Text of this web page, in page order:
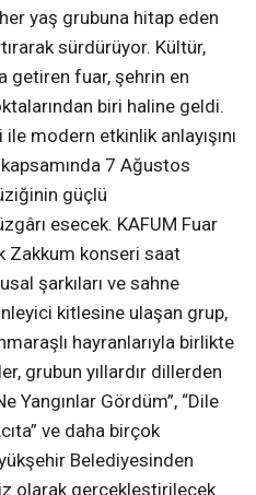
yaş grubuna hitap eden
sürdürüyor. Kültür,
getiren fuar, şehrin en
biri haline geldi.
modern etkinlik anlayışını
7 Ağustos
güçlü
esecek. KAFUM Fuar
Zakkum konseri saat
şarkıları ve sahne
kitlesine ulaşan grup,
hayranlarıyla birlikte
grubun yıllardır dillerden
Yangınlar Gördüm”, “Dile
ve daha birçok
Belediyesinden
olarak gerçekleştirilecek